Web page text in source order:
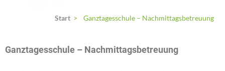
Start > Ganztagesschule – Nachmittagsbetreuung
Ganztagesschule – Nachmittagsbetreuung